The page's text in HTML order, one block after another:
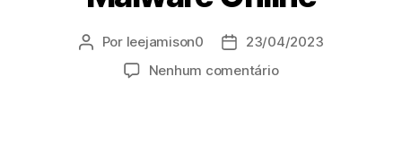
Autor
Por leejamison0
Data23/04/2023
Nenhum comentárioem